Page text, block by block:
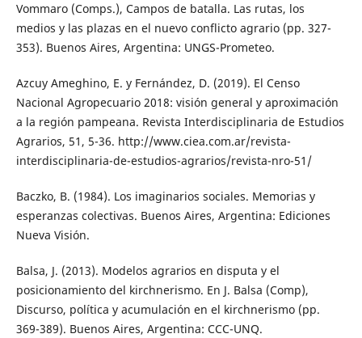
Vommaro (Comps.), Campos de batalla. Las rutas, los
medios y las plazas en el nuevo conflicto agrario (pp. 327-
353). Buenos Aires, Argentina: UNGS-Prometeo.
Azcuy Ameghino, E. y Fernández, D. (2019). El Censo
Nacional Agropecuario 2018: visión general y aproximación
a la región pampeana. Revista Interdisciplinaria de Estudios
Agrarios, 51, 5-36. http://www.ciea.com.ar/revista-
interdisciplinaria-de-estudios-agrarios/revista-nro-51/
Baczko, B. (1984). Los imaginarios sociales. Memorias y
esperanzas colectivas. Buenos Aires, Argentina: Ediciones
Nueva Visión.
Balsa, J. (2013). Modelos agrarios en disputa y el
posicionamiento del kirchnerismo. En J. Balsa (Comp),
Discurso, política y acumulación en el kirchnerismo (pp.
369-389). Buenos Aires, Argentina: CCC-UNQ.